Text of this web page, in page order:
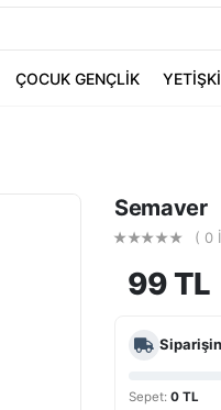
ÇOCUK GENÇLİK
Semaver
( 0
99 TL
Sepet:0 TL